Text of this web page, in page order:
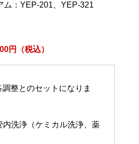
ム：YEP-201、YEP-321
円（税込）
整とのセットになりま
内洗浄（ケミカル洗浄、薬